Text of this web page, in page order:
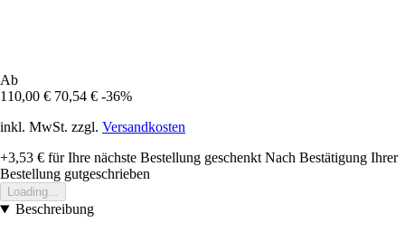
Ab
110,00 € 70,54 € -36%
inkl. MwSt. zzgl. Versandkosten
+3,53 € für Ihre nächste Bestellung geschenkt Nach Bestätigung Ihrer
Bestellung gutgeschrieben
Loading...
Beschreibung